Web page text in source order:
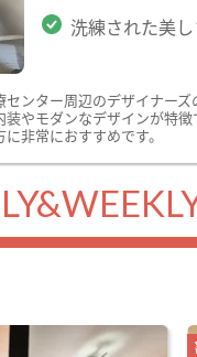
洗練された美し
ンター周辺のデザイナー
やモダンなデザインが特
非常におすすめです。